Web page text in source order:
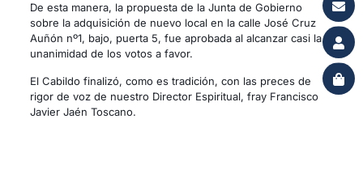
De esta manera, la propuesta de la Junta de Gobierno
sobre la adquisición de nuevo local en la calle José Cruz
Auñón nº1, bajo, puerta 5, fue aprobada al alcanzar casi la
unanimidad de los votos a favor.
El Cabildo finalizó, como es tradición, con las preces de
rigor de voz de nuestro Director Espiritual, fray Francisco
Javier Jaén Toscano.